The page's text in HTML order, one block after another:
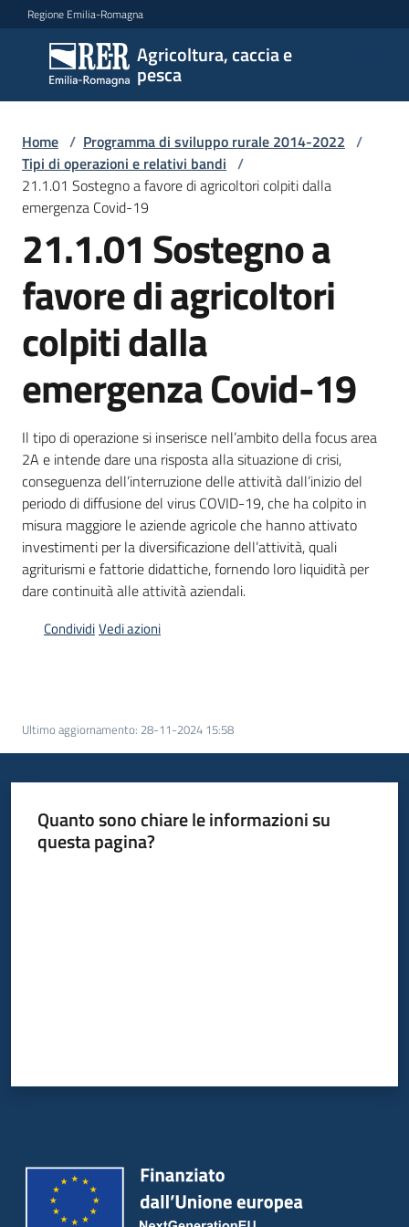
Vai al contenuto
Vai alla navigazione
Vai al footer
Regione Emilia-Romagna
Agricoltura, caccia e
pesca
Agricoltura,
caccia e
pesca
Argomenti
Novità
Servizi
Leggi
atti
Piani
programmi
progetti
Agricoltura
Seguici
su
Home / Programma di sviluppo rurale 2014-2022 /
Tipi di operazioni e relativi bandi /
21.1.01 Sostegno a favore di agricoltori colpiti dalla
emergenza Covid-19
21.1.01 Sostegno a
favore di agricoltori
colpiti dalla
emergenza Covid-19
Il tipo di operazione si inserisce nell’ambito della focus area
2A e intende dare una risposta alla situazione di crisi,
conseguenza dell’interruzione delle attività dall’inizio del
periodo di diffusione del virus COVID-19, che ha colpito in
misura maggiore le aziende agricole che hanno attivato
investimenti per la diversificazione dell’attività, quali
agriturismi e fattorie didattiche, fornendo loro liquidità per
dare continuità alle attività aziendali.
CondividiVedi azioni
Ultimo aggiornamento: 28-11-2024 15:58
Quanto sono chiare le informazioni su
questa pagina?